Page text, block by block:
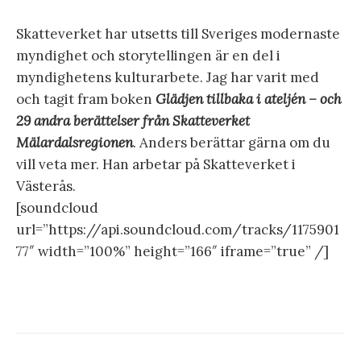
Skatteverket har utsetts till Sveriges modernaste
myndighet och storytellingen är en del i
myndighetens kulturarbete. Jag har varit med
och tagit fram boken Glädjen tillbaka i ateljén – och
29 andra berättelser från Skatteverket
Mälardalsregionen. Anders berättar gärna om du
vill veta mer. Han arbetar på Skatteverket i
Västerås.
[soundcloud
url=”https://api.soundcloud.com/tracks/1175901
77″ width=”100%” height=”166″ iframe=”true” /]